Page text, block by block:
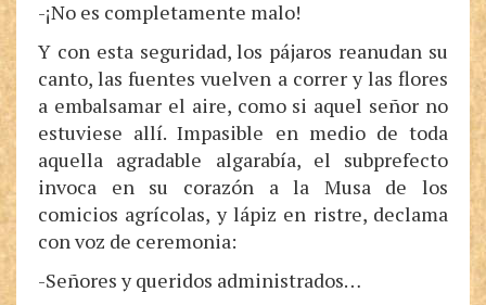
-¡No es completamente malo!
Y con esta seguridad, los pájaros reanudan su
canto, las fuentes vuelven a correr y las flores
a embalsamar el aire, como si aquel señor no
estuviese allí. Impasible en medio de toda
aquella agradable algarabía, el subprefecto
invoca en su corazón a la Musa de los
comicios agrícolas, y lápiz en ristre, declama
con voz de ceremonia:
-Señores y queridos administrados…